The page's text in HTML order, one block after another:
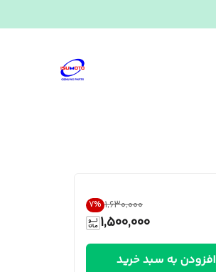
۱٬۶۳۰٬۰۰۰ 7%
1,500,000
افزودن به سبد خرید